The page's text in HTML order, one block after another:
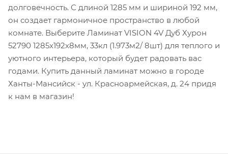
долговечность. С длиной 1285 мм и шириной 192 мм,
он создает гармоничное пространство в любой
комнате. Выберите Ламинат VISION 4V Дуб Хурон
52790 1285х192х8мм, 33кл (1.973м2/ 8шт) для теплого и
уютного интерьера, который будет радовать вас
годами. Купить данный ламинат можно в городе
Ханты-Мансийск - ул. Красноармейская, д. 24 придя
к нам в магазин!